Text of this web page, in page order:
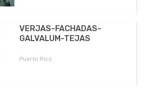
VERJAS-FACHADAS-
GALVALUM-TEJAS
Puerto Rico